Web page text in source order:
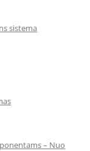
sistema
– Nuo